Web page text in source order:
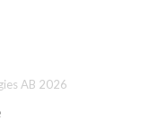
AB 2026